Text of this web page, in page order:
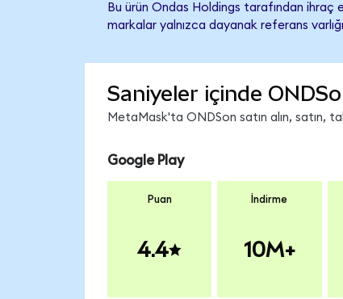
Bu ürün Ondas Holdings tarafından ihraç
markalar yalnızca dayanak referans
Saniyeler içinde
MetaMask'ta ONDSon satın alın, satın,
Google Play
Puan
4.4
İndirme
10M+